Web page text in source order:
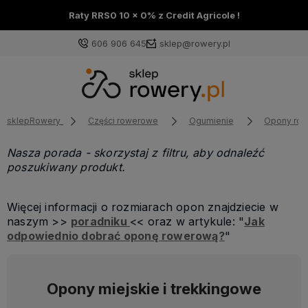
Raty RRS0 10 x 0% z Credit Agricole !
606 906 645 sklep@rowery.pl
sklepRowery Części rowerowe Ogumienie Opony
Nasza porada - skorzystaj z filtru, aby odnaleźć
poszukiwany produkt.
Więcej informacji o rozmiarach opon znajdziecie w
naszym >> poradniku << oraz w artykule: "Jak
odpowiednio dobrać oponę rowerową?"
Opony miejskie i trekkingowe